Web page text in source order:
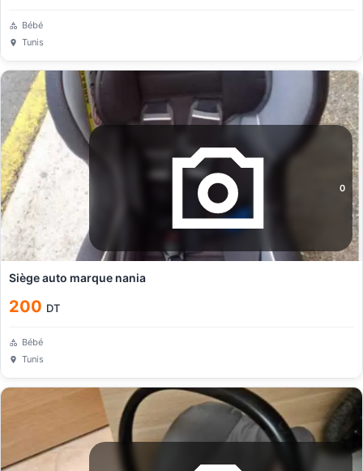
Bébé
Tunis
0
Siège auto marque nania
200 DT
Bébé
Tunis